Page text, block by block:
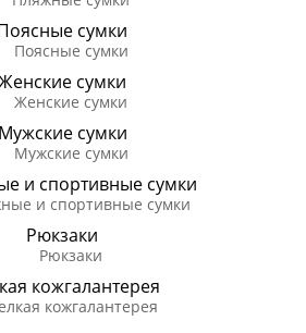
сумки
сумки
Мужские сумки
и спортивные сумки
Рюкзаки
кожгалантерея